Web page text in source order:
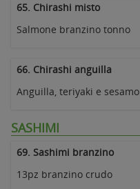
65. Chirashi misto
Salmone branzino tonno
66. Chirashi anguilla
Anguilla, teriyaki e sesamo
SASHIMI
69. Sashimi branzino
13pz branzino crudo